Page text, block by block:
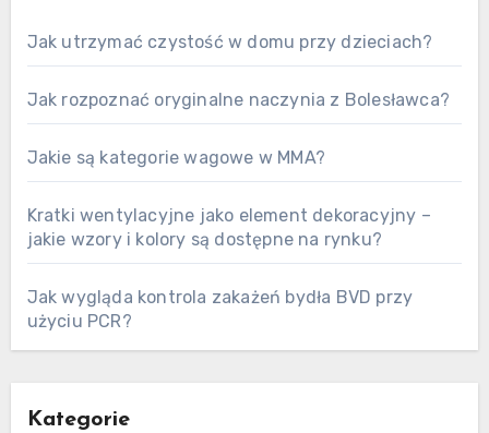
Jak utrzymać czystość w domu przy dzieciach?
Jak rozpoznać oryginalne naczynia z Bolesławca?
Jakie są kategorie wagowe w MMA?
Kratki wentylacyjne jako element dekoracyjny –
jakie wzory i kolory są dostępne na rynku?
Jak wygląda kontrola zakażeń bydła BVD przy
użyciu PCR?
Kategorie